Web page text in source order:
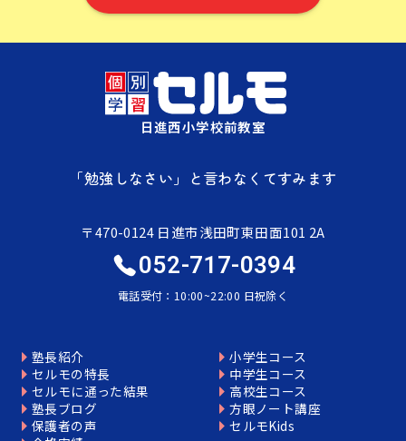
日進西小学校前教室
「勉強しなさい」と言わなくてすみます
〒470-0124 日進市浅田町東田面101 2A
052-717-0394
電話受付：10:00~22:00 日祝除く
塾長紹介
セルモの特長
セルモに通った結果
塾長ブログ
保護者の声
小学生コース
中学生コース
高校生コース
方眼ノート講座
セルモKids